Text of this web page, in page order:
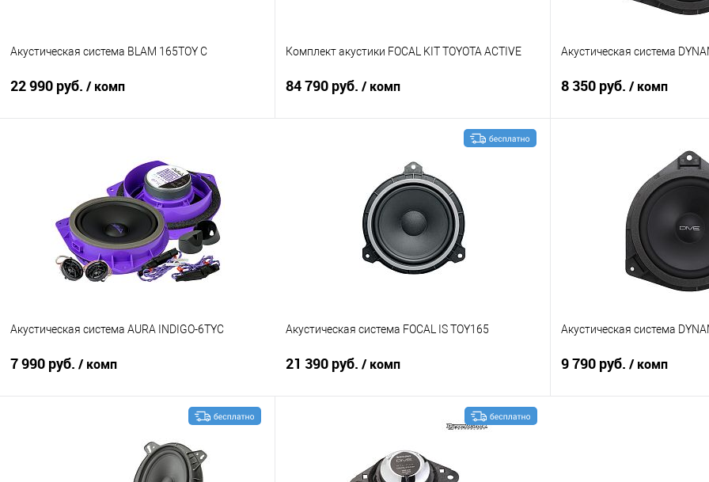
Акустическая система BLAM 165TOY C
22 990 руб. / комп
В избранное
Комплект акустики FOCAL KIT TOYOTA ACTIVE
84 790 руб. / комп
В избранное
Акустическая система
8 350 руб. / комп
В
Акустическая система AURA INDIGO-6TYC
7 990 руб. / комп
В избранное
Акустическая система FOCAL IS TOY165
21 390 руб. / комп
В корзину
В избранное
Акустическая система
9 790 руб. / комп